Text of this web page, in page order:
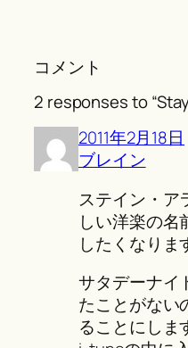
コメント
2 responses to
2011年2月18日
ブレイン
ステイン・ア
しい洋楽の名
したくなりま
サタデーナイ
たことがない
ることにしま